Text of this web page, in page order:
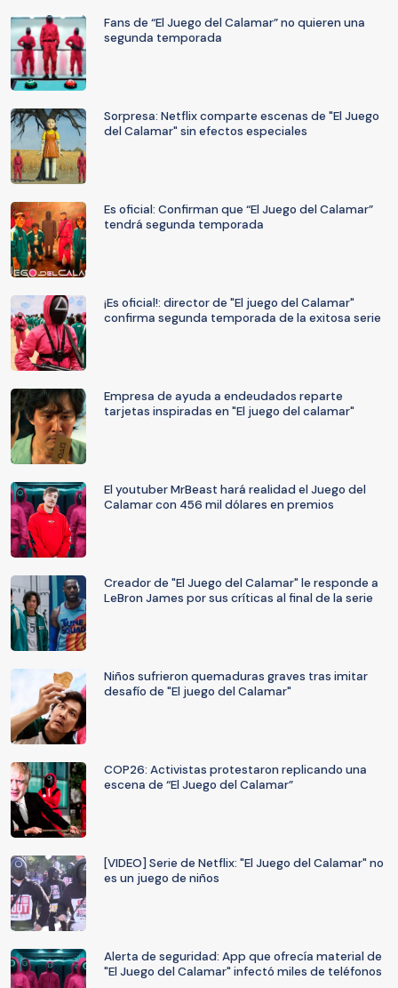
Fans de “El Juego del Calamar” no quieren una
segunda temporada
Sorpresa: Netflix comparte escenas de "El Juego
del Calamar" sin efectos especiales
Es oficial: Confirman que “El Juego del Calamar”
tendrá segunda temporada
¡Es oficial!: director de "El juego del Calamar"
confirma segunda temporada de la exitosa serie
Empresa de ayuda a endeudados reparte
tarjetas inspiradas en "El juego del calamar"
El youtuber MrBeast hará realidad el Juego del
Calamar con 456 mil dólares en premios
Creador de "El Juego del Calamar" le responde a
LeBron James por sus críticas al final de la serie
Niños sufrieron quemaduras graves tras imitar
desafío de "El juego del Calamar"
COP26: Activistas protestaron replicando una
escena de “El Juego del Calamar”
[VIDEO] Serie de Netflix: "El Juego del Calamar" no
es un juego de niños
Alerta de seguridad: App que ofrecía material de
"El Juego del Calamar" infectó miles de teléfonos